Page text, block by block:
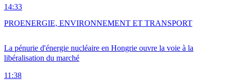
14:33
La pénurie d'énergie nucléaire en Hongrie ouvre la voie à la
libéralisation du marché
11:38
PROENERGIE, ENVIRONNEMENT ET TRANSPORT